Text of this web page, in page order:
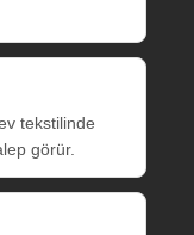
tekstilinde
görür.